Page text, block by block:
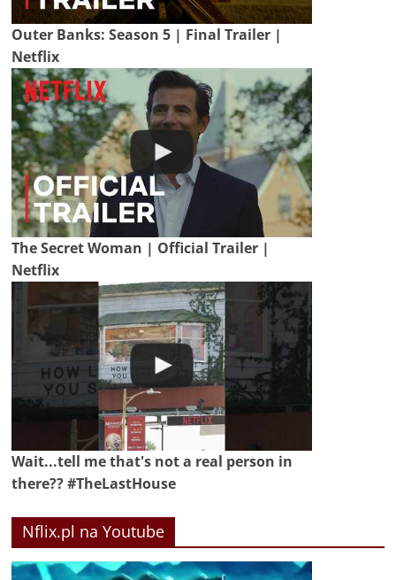
Outer Banks: Season 5 | Final Trailer |
Netflix
The Secret Woman | Official Trailer |
Netflix
Wait...tell me that's not a real person in
there?? #TheLastHouse
Nflix.pl na Youtube